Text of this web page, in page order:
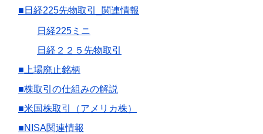
■日経225先物取引_関連情報
日経225ミニ
日経２２５先物取引
■上場廃止銘柄
■株取引の仕組みの解説
■米国株取引（アメリカ株）
■NISA関連情報